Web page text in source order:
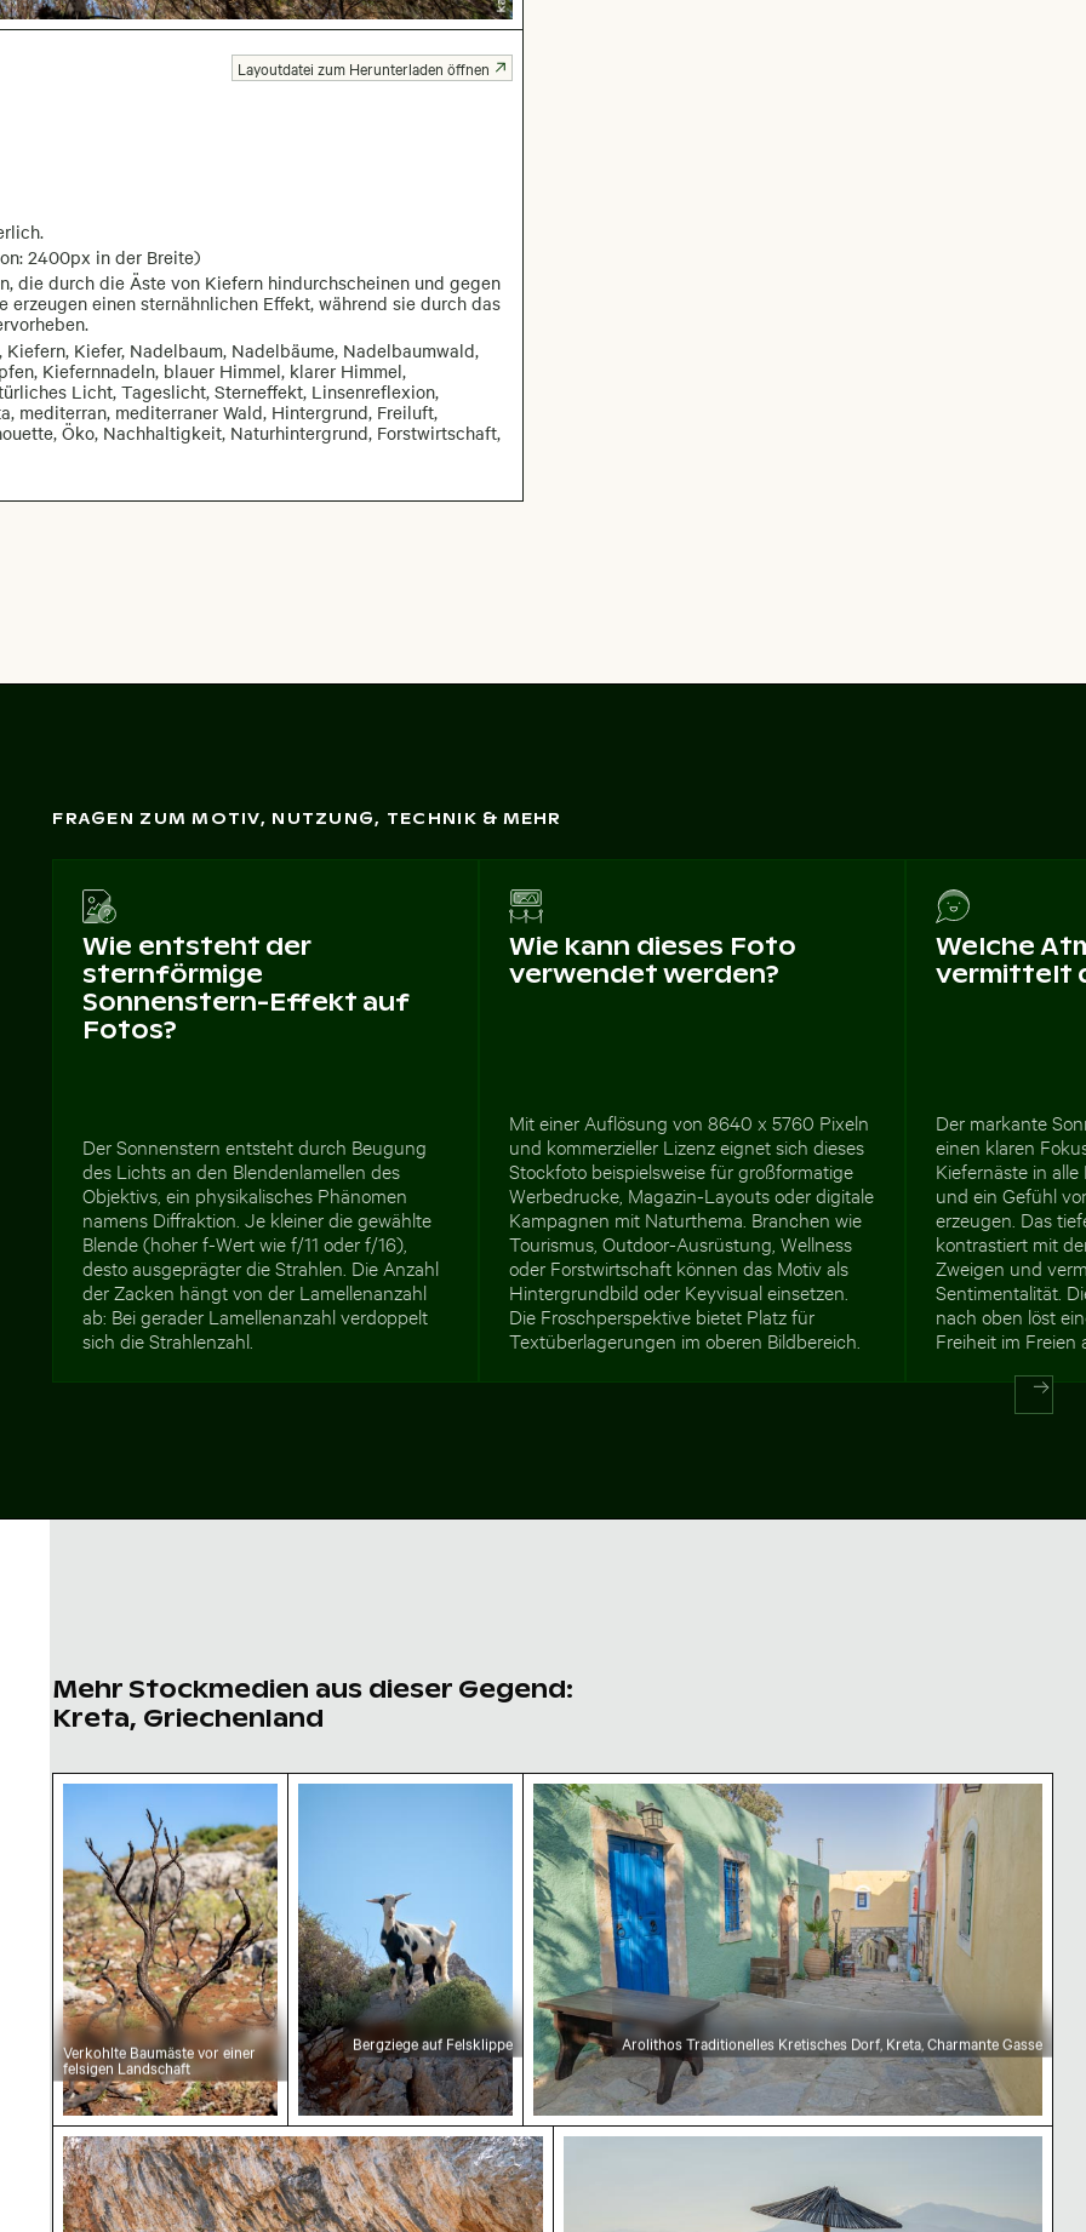
2400px in der Breite)
die durch die Äste von Kiefern hindurchscheinen und gegen
einen sternähnlichen Effekt, während sie durch das
Kiefer, Nadelbaum, Nadelbäume, Nadelbaumwald,
Kiefernnadeln, blauer Himmel, klarer Himmel,
Licht, Tageslicht, Sterneffekt, Linsenreflexion,
mediterran, mediterraner Wald, Hintergrund, Freiluft,
Öko, Nachhaltigkeit, Naturhintergrund, Forstwirtschaft,
Layoutdatei zum Herunterladen öffnen
FRAGEN ZUM MOTIV, NUTZUNG, TECHNIK & MEHR
Wie entsteht der
sternförmige
Sonnenstern-Effekt auf
Fotos?
Der Sonnenstern entsteht durch Beugung
des Lichts an den Blendenlamellen des
Objektivs, ein physikalisches Phänomen
namens Diffraktion. Je kleiner die gewählte
Blende (hoher f-Wert wie f/11 oder f/16),
desto ausgeprägter die Strahlen. Die Anzahl
der Zacken hängt von der Lamellenanzahl
ab: Bei gerader Lamellenanzahl verdoppelt
sich die Strahlenzahl.
Wie kann dieses Foto
verwendet werden?
Mit einer Auflösung von 8640 x 5760 Pixeln
und kommerzieller Lizenz eignet sich dieses
Stockfoto beispielsweise für großformatige
Werbedrucke, Magazin-Layouts oder digitale
Kampagnen mit Naturthema. Branchen wie
Tourismus, Outdoor-Ausrüstung, Wellness
oder Forstwirtschaft können das Motiv als
Hintergrundbild oder Keyvisual einsetzen.
Die Froschperspektive bietet Platz für
Textüberlagerungen im oberen Bildbereich.
Welche
vermittelt
Der markante
einen klaren
Kiefernäste in
und ein Gefühl
erzeugen. Das
kontrastiert mit
Zweigen und
Sentimentalität.
nach oben löst
Freiheit im Freien
Mehr Stockmedien aus dieser Gegend:
Kreta, Griechenland
Verkohlte Baumäste vor einer felsigen Landschaft
Verkohlte Baumäste vor einer
felsigen Landschaft
Bergziege auf Felsklippe
Bergziege auf Felsklippe
Arolithos Traditionelles Kretisches Dorf, Kreta,
Arolithos Traditionelles Kretisches Dorf, Kreta, Charmante Gasse
Naturdenkmal Voulismeno Aloni auf Kreta Sarantari Strand Szenerie mit Fahrrad und